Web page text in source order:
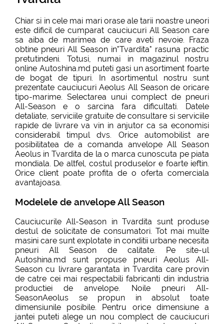
Chiar si in cele mai mari orase ale tarii noastre uneori
este dificil de cumparat cauciucuri All Season care
sa aiba de marimea de care aveti nevoie. Fraza
obtine pneuri All Season in"Tvardita" rasuna practic
pretutindeni. Totusi, numai in magazinul nostru
online Autoshina.md puteti gasi un asortiment foarte
de bogat de tipuri. In asortimentul nostru sunt
prezentate cauciucuri Aeolus All Season de oricare
tipo-marime. Selectarea unui complect de pneuri
All-Season e o sarcina fara dificultati. Datele
detaliate, serviciile gratuite de consultare si serviciile
rapide de livrare va vin in anjutor ca sa economisi
considerabil timpul dvs. Orice automobilist are
posibilitatea de a comanda anvelope All Season
Aeolus in Tvardita de la o marca cunoscuta pe piata
mondiala. De altfel, costul produselor e foarte ieftin.
Orice client poate profita de o oferta comerciala
avantajoasa.
Modelele de anvelope All Season
Cauciucurile All-Season in Tvardita sunt produse
destul de solicitate de consumatori. Tot mai multe
masini care sunt explotate in conditii urbane necesita
pneuri All Season de calitate. Pe site-ul
Autoshina.md sunt propuse pneuri Aeolus All-
Season cu livrare garantata in Tvardita care provin
de catre cei mai respectabili fabricanti din industria
productiei de anvelope. Noile pneuri All-
SeasonAeolus se propun in absolut toate
dimensiunile posibile. Pentru orice dimensiune a
jantei puteti alege un nou complect de cauciucuri